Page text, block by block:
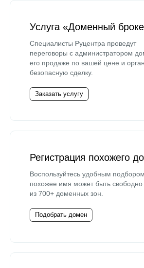
Услуга «Доменный
Специалисты Руцентра проведут
переговоры с администратором
его продаже по вашей цене и
безопасную сделку.
Заказать услугу
Регистрация похожего
Воспользуйтесь удобным
похожее имя может быть свободно
из 700+ доменных зон.
Подобрать домен